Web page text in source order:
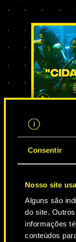
Consentir
Nosso site
Alguns são
do site.
informações
conteúdos